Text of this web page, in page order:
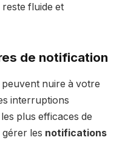
fluide et
de notification
nuire à votre
interruptions
plus efficaces de
les notifications